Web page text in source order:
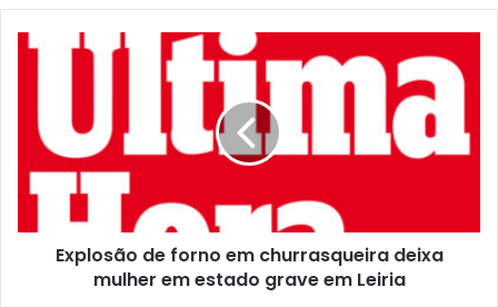
Explosão de forno em churrasqueira deixa
mulher em estado grave em Leiria